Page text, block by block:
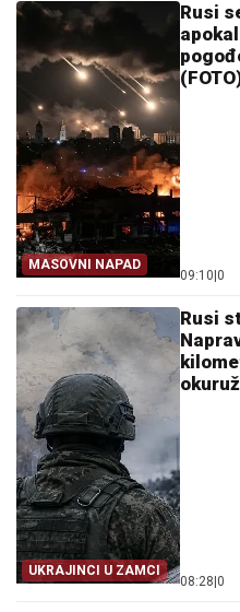
MASOVNI NAPAD
Rusi
09:10 0
UKRAJINCI U ZAMCI
Rusi
08:28 0